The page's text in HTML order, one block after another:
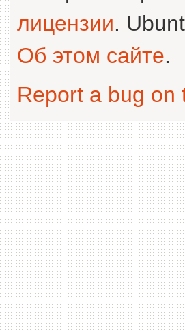
лицензии.
Об этом сайте.
Report a bug on